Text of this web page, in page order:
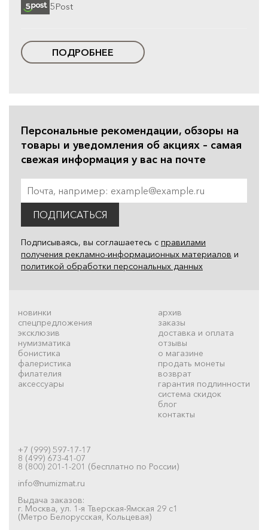
5Post
ПОДРОБНЕЕ
Персональные рекомендации, обзоры на
товары и уведомления об акциях – самая
свежая информация у вас на почте
ПОДПИСАТЬСЯ
Подписываясь, вы соглашаетесь с правилами
получения рекламно-информационных материалов и
политикой обработки персональных данных
новинки
спецпредложения
эксклюзив
нумизматика
бонистика
фалеристика
филателия
аксессуары
архив
заказы
доставка и оплата
отзывы
о магазине
продать монеты
возврат
гарантия подлинности
система скидок
блог
контакты
+7 (999) 597-17-17
8 (499) 673-41-07
8 (800) 201-1-201 (бесплатно по России)
info@numizmat.ru
Выдача заказов:
г. Москва, ул. 1-я Тверская-Ямская 29 с1
(Метро Белорусская, Кольцевая)